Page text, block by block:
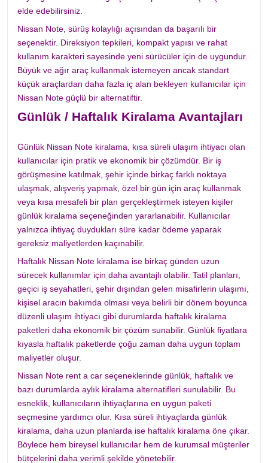
elde edebilirsiniz.
Nissan Note, sürüş kolaylığı açısından da başarılı bir
seçenektir. Direksiyon tepkileri, kompakt yapısı ve rahat
kullanım karakteri sayesinde yeni sürücüler için de uygundur.
Büyük ve ağır araç kullanmak istemeyen ancak standart
küçük araçlardan daha fazla iç alan bekleyen kullanıcılar için
Nissan Note güçlü bir alternatiftir.
Günlük / Haftalık Kiralama Avantajları
Günlük Nissan Note kiralama, kısa süreli ulaşım ihtiyacı olan
kullanıcılar için pratik ve ekonomik bir çözümdür. Bir iş
görüşmesine katılmak, şehir içinde birkaç farklı noktaya
ulaşmak, alışveriş yapmak, özel bir gün için araç kullanmak
veya kısa mesafeli bir plan gerçekleştirmek isteyen kişiler
günlük kiralama seçeneğinden yararlanabilir. Kullanıcılar
yalnızca ihtiyaç duydukları süre kadar ödeme yaparak
gereksiz maliyetlerden kaçınabilir.
Haftalık Nissan Note kiralama ise birkaç günden uzun
sürecek kullanımlar için daha avantajlı olabilir. Tatil planları,
geçici iş seyahatleri, şehir dışından gelen misafirlerin ulaşımı,
kişisel aracın bakımda olması veya belirli bir dönem boyunca
düzenli ulaşım ihtiyacı gibi durumlarda haftalık kiralama
paketleri daha ekonomik bir çözüm sunabilir. Günlük fiyatlara
kıyasla haftalık paketlerde çoğu zaman daha uygun toplam
maliyetler oluşur.
Nissan Note rent a car seçeneklerinde günlük, haftalık ve
bazı durumlarda aylık kiralama alternatifleri sunulabilir. Bu
esneklik, kullanıcıların ihtiyaçlarına en uygun paketi
seçmesine yardımcı olur. Kısa süreli ihtiyaçlarda günlük
kiralama, daha uzun planlarda ise haftalık kiralama öne çıkar.
Böylece hem bireysel kullanıcılar hem de kurumsal müşteriler
bütçelerini daha verimli şekilde yönetebilir.